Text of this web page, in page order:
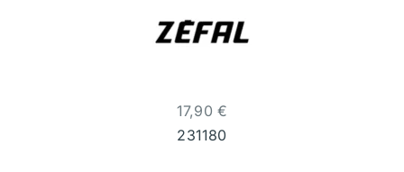
17,90€
231180